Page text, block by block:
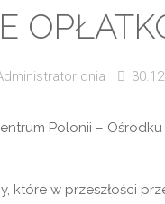
dnia
Polonii –
które w przeszłości